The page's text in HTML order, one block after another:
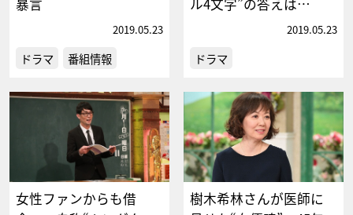
暴言
2019.05.23
ドラマ 番組情報
ル4文字”の答えは…
2019.05.23
ドラマ
女性ファンからも借
樹木希林さんが医師に